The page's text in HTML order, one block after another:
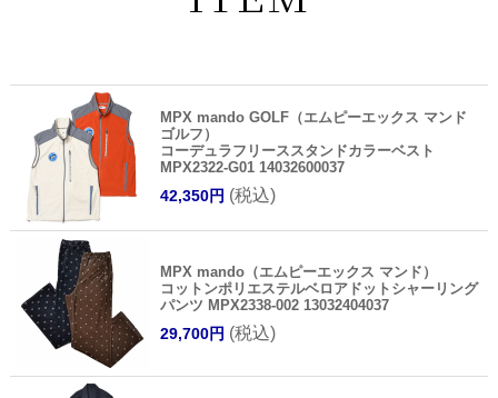
MPX mando GOLF（エムピーエックス マンド
ゴルフ）
コーデュラフリーススタンドカラーベスト
MPX2322-G01 14032600037
42,350円 (税込)
MPX mando（エムピーエックス マンド）
コットンポリエステルベロアドットシャーリング
パンツ MPX2338-002 13032404037
29,700円 (税込)